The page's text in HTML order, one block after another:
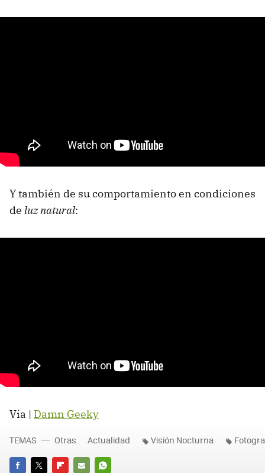
Y también de su comportamiento en condiciones
de luz natural:
Vía | Damn Geeky
TEMAS Otras Actualidad Visión Nocturna